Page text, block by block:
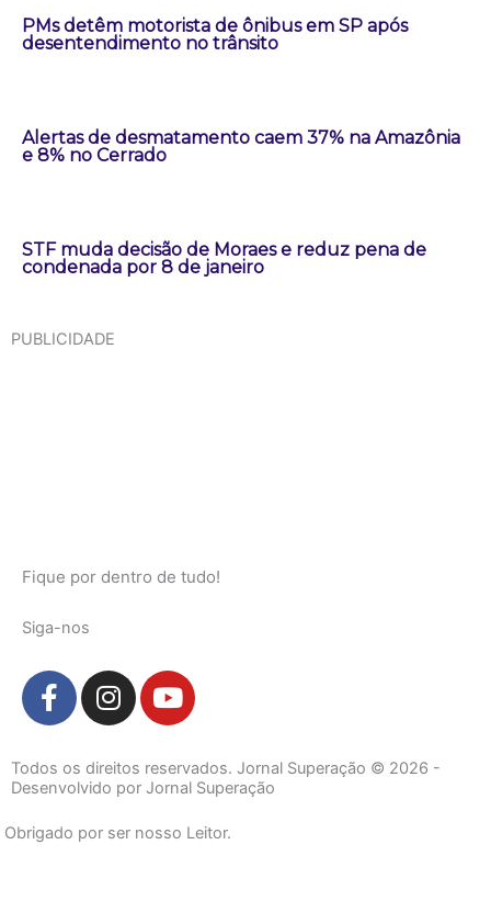
PMs detêm motorista de ônibus em SP após
desentendimento no trânsito
Alertas de desmatamento caem 37% na Amazônia
e 8% no Cerrado
STF muda decisão de Moraes e reduz pena de
condenada por 8 de janeiro
PUBLICIDADE
Fique por dentro de tudo!
Siga-nos
F
a
e
b
o
o
I
n
t
a
r
Y
o
t
u
e
Todos os direitos reservados. Jornal Superação © 2026 -
Desenvolvido por Jornal Superação
Obrigado por ser nosso Leitor.